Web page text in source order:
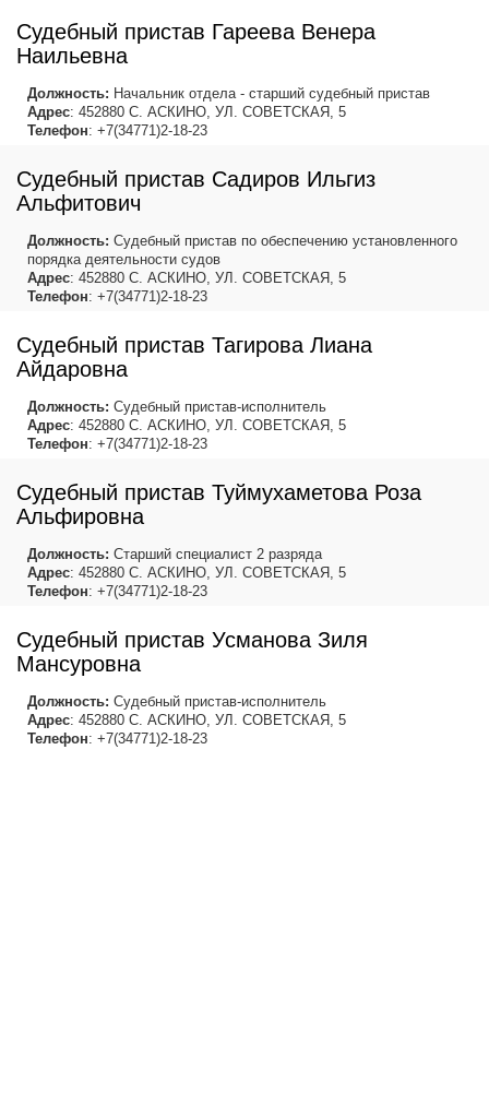
Судебный пристав Гареева Венера
Наильевна
Должность: Начальник отдела - старший судебный пристав
Адрес: 452880 С. АСКИНО, УЛ. СОВЕТСКАЯ, 5
Телефон: +7(34771)2-18-23
Судебный пристав Садиров Ильгиз
Альфитович
Должность: Судебный пристав по обеспечению установленного
порядка деятельности судов
Адрес: 452880 С. АСКИНО, УЛ. СОВЕТСКАЯ, 5
Телефон: +7(34771)2-18-23
Судебный пристав Тагирова Лиана
Айдаровна
Должность: Судебный пристав-исполнитель
Адрес: 452880 С. АСКИНО, УЛ. СОВЕТСКАЯ, 5
Телефон: +7(34771)2-18-23
Судебный пристав Туймухаметова Роза
Альфировна
Должность: Старший специалист 2 разряда
Адрес: 452880 С. АСКИНО, УЛ. СОВЕТСКАЯ, 5
Телефон: +7(34771)2-18-23
Судебный пристав Усманова Зиля
Мансуровна
Должность: Судебный пристав-исполнитель
Адрес: 452880 С. АСКИНО, УЛ. СОВЕТСКАЯ, 5
Телефон: +7(34771)2-18-23